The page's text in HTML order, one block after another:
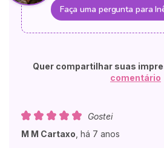
Faça uma pergunta para
Quer compartilhar suas
comentário
Gostei
M M Cartaxo há 7 anos